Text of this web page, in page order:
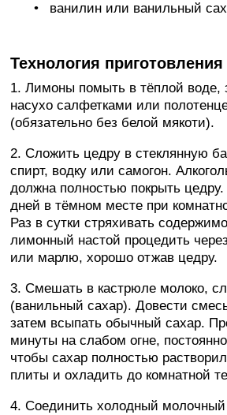
ванилин или ванильный
Технология приготовления
1. Лимоны помыть в тёплой воде,
насухо салфетками или
(обязательно без белой мякоти).
2. Сложить цедру в стеклянную
спирт, водку или самогон.
должна полностью покрыть
дней в тёмном месте при
Раз в сутки стряхивать
лимонный настой процедить
или марлю, хорошо отжав цедру.
3. Смешать в кастрюле молоко,
(ванильный сахар). Довести
затем всыпать обычный сахар.
минуты на слабом огне,
чтобы сахар полностью
плиты и охладить до комнатной
4. Соединить холодный молочный